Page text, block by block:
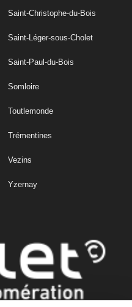
Saint-Christophe-du-Bois
Saint-Léger-sous-Cholet
Saint-Paul-du-Bois
Somloire
Toutlemonde
Trémentines
Vezins
Yzernay